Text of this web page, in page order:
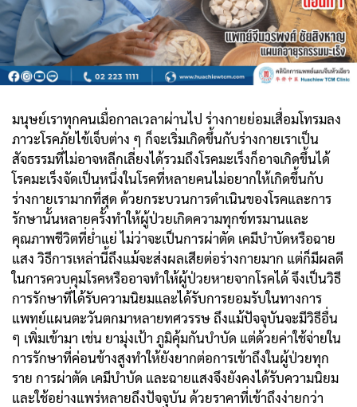
มนุษย์เราทุกคนเมื่อกาลเวลาผ่านไป ร่างกายย่อมเสื่อมโทรมลง
ภาวะโรคภัยไข้เจ็บต่าง ๆ ก็จะเริ่มเกิดขึ้นกับร่างกายเราเป็น
สัจธรรมที่ไม่อาจหลีกเลี่ยงได้รวมถึงโรคมะเร็งก็อาจเกิดขึ้นได้
โรคมะเร็งจัดเป็นหนึ่งในโรคที่หลายคนไม่อยากให้เกิดขึ้นกับ
ร่างกายเรามากที่สุด ด้วยกระบวนการดำเนินของโรคและการ
รักษานั้นหลายครั้งทำให้ผู้ป่วยเกิดความทุกข์ทรมานและ
คุณภาพชีวิตที่ยํ่าแย่ ไม่ว่าจะเป็นการผ่าตัด เคมีบำบัดหรือฉาย
แสง วิธีการเหล่านี้ถึงแม้จะส่งผลเสียต่อร่างกายมาก แต่ก็มีผลดี
ในการควบคุมโรคหรืออาจทำให้ผู้ป่วยหายจากโรคได้ จึงเป็นวิธี
การรักษาที่ได้รับความนิยมและได้รับการยอมรับในทางการ
แพทย์แผนตะวันตกมาหลายทศวรรษ ถึงแม้ปัจจุบันจะมีวิธีอื่น
ๆ เพิ่มเข้ามา เช่น ยามุ่งเป้า ภูมิคุ้มกันบำบัด แต่ด้วยค่าใช้จ่ายใน
การรักษาที่ค่อนข้างสูงทำให้ยังยากต่อการเข้าถึงในผู้ป่วยทุก
ราย การผ่าตัด เคมีบำบัด และฉายแสงจึงยังคงได้รับความนิยม
และใช้อย่างแพร่หลายถึงปัจจุบัน ด้วยราคาที่เข้าถึงง่ายกว่า